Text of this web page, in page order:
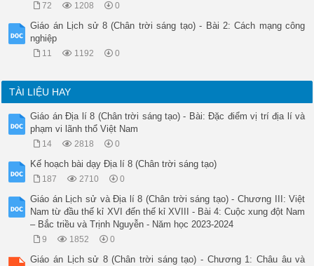
72 1208 0
Giáo án Lịch sử 8 (Chân trời sáng tạo) - Bài 2: Cách mạng công
nghiệp
11 1192 0
TÀI LIỆU HAY
Giáo án Địa lí 8 (Chân trời sáng tạo) - Bài: Đặc điểm vị trí địa lí và
phạm vi lãnh thổ Việt Nam
14 2818 0
Kế hoạch bài dạy Địa lí 8 (Chân trời sáng tạo)
187 2710 0
Giáo án Lịch sử và Địa lí 8 (Chân trời sáng tạo) - Chương III: Việt
Nam từ đầu thế kỉ XVI đến thế kỉ XVIII - Bài 4: Cuộc xung đột Nam
– Bắc triều và Trịnh Nguyễn - Năm học 2023-2024
9 1852 0
Giáo án Lịch sử 8 (Chân trời sáng tạo) - Chương 1: Châu âu và